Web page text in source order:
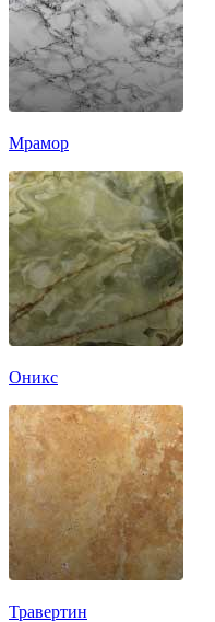
Мрамор
Оникс
Травертин